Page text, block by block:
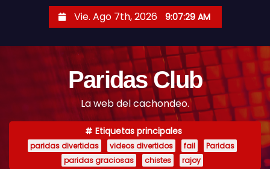
Vie. Ago 7th, 2026 9:07:30 AM
Paridas Club
La web del cachondeo.
Etiquetas principales
paridas divertidas videos divertidos fail
Paridas
paridas graciosas
chistes rajoy